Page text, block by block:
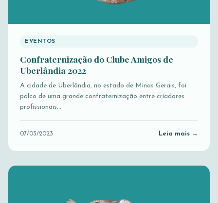
EVENTOS
Confraternização do Clube Amigos de
Uberlândia 2022
A cidade de Uberlândia, no estado de Minas Gerais, foi
palco de uma grande confraternização entre criadores
profissionais…
07/03/2023 Leia mais →